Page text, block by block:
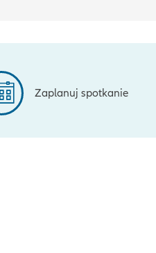
Zaplanuj spotkanie